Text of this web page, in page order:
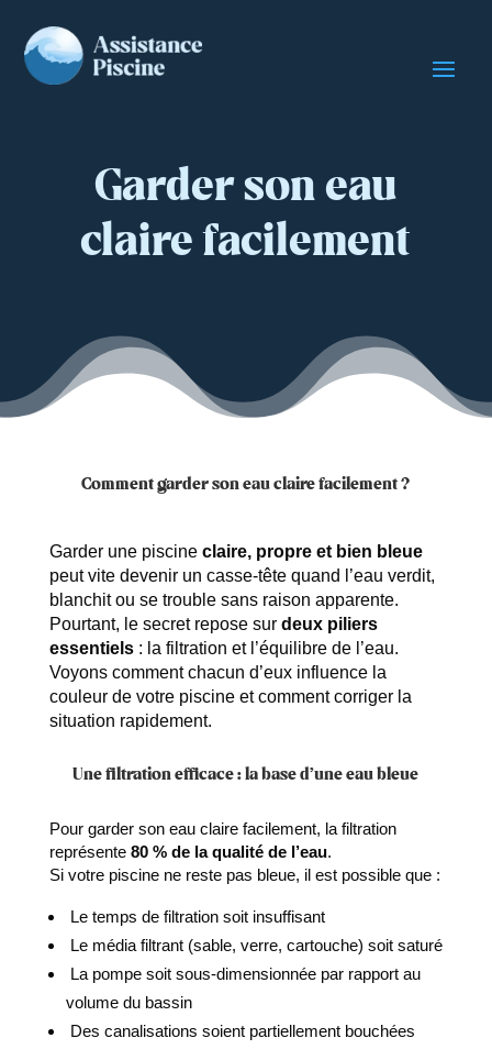
Garder son eau
claire facilement
Comment garder son eau claire facilement ?
Garder une piscine claire, propre et bien bleue
peut vite devenir un casse-tête quand l’eau verdit,
blanchit ou se trouble sans raison apparente.
Pourtant, le secret repose sur deux piliers
essentiels: la filtration et l’équilibre de l’eau.
Voyons comment chacun d’eux influence la
couleur de votre piscine et comment corriger la
situation rapidement.
Une filtration efficace : la base d’une eau bleue
Pour garder son eau claire facilement, la filtration
représente 80 % de la qualité de l’eau.
Si votre piscine ne reste pas bleue, il est possible que :
Le temps de filtration soit insuffisant
Le média filtrant (sable, verre, cartouche) soit saturé
La pompe soit sous-dimensionnée par rapport au
volume du bassin
Des canalisations soient partiellement bouchées